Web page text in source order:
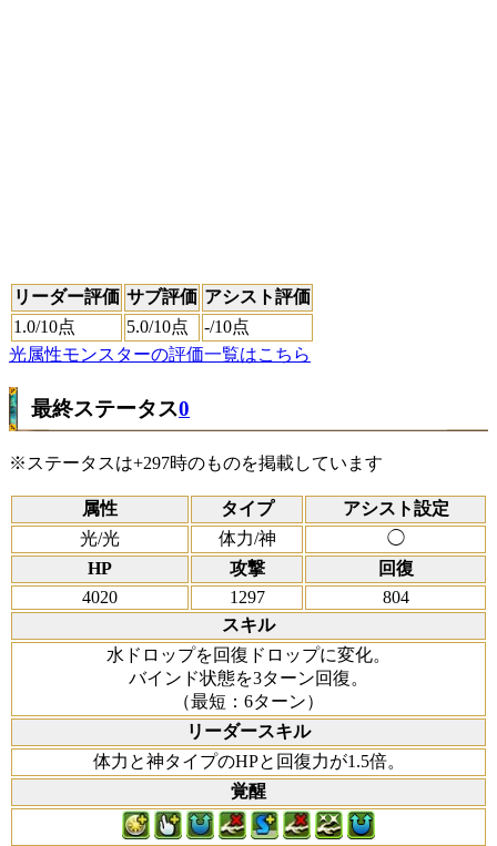
リーダー評価 サブ評価 アシスト評価
1.0/10点 5.0/10点 -/10点
光属性モンスターの評価一覧はこちら
最終ステータス0
※ステータスは+297時のものを掲載しています
属性 タイプ
アシスト設定
光/光
体力/神
◯
HP
攻撃
回復
4020
1297
804
スキル
水ドロップを回復ドロップに変化。
バインド状態を3ターン回復。
（最短：6ターン）
リーダースキル
体力と神タイプのHPと回復力が1.5倍。
覚醒